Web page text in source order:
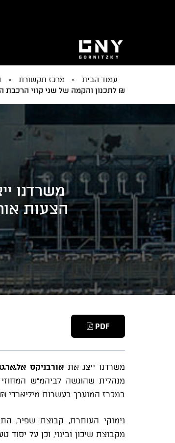
עמוד הבית » מרכז תקשורת »
₪ לתכנון והקמה של שני קווי הרכבת
משרדנו
הצעות
PDF
משרדנו ייצג את אורבניקס
מנהלית שהוגשה לביהמ"ש
במכרז המוערך בעשרות מיליארדי
נימוקי העותרת, קבוצת שפיר,
מקבוצת שיכון ובינוי, וכן על